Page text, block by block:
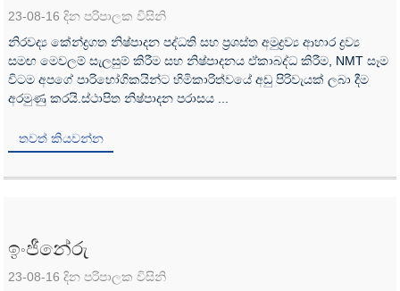
23-08-16 දින පරිපාලක විසිනි
නිරවද්‍ය කේන්ද්‍රගත නිෂ්පාදන පද්ධති සහ ප්‍රශස්ත අමුද්‍රව්‍ය ආහාර ද්‍රව්‍ය
සමඟ මෙවලම් සැලසුම් කිරීම සහ නිෂ්පාදනය ඒකාබද්ධ කිරීම, NMT සෑම
විටම අපගේ පාරිභෝගිකයින්ට හිමිකාරිත්වයේ අඩු පිරිවැයක් ලබා දීම
අරමුණු කරයි.ස්ථාපිත නිෂ්පාදන පරාසය ...
තවත් කියවන්න
ඉංජීනේරු
23-08-16 දින පරිපාලක විසිනි